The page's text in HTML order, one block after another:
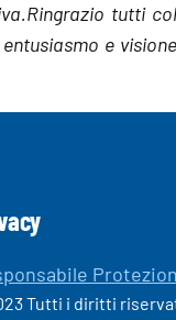
tutti
e
Tutti i diritti